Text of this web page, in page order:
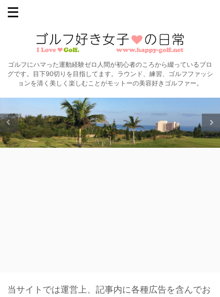
ゴルフにハマった運動経験ゼロ人間が初心者のころから綴っているブロ
グです。目下90切りを目指してます。ラウンド、練習、ゴルフファッシ
ョンを清く美しく楽しむことがモットーの美容好きゴルファー。
当サイトでは運営上、記事内に各種広告を含んでお